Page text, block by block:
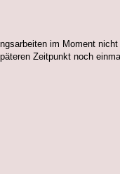
im Moment nicht
Zeitpunkt noch